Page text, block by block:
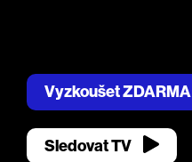
Vyzkoušet ZDARMA
Sledovat TV